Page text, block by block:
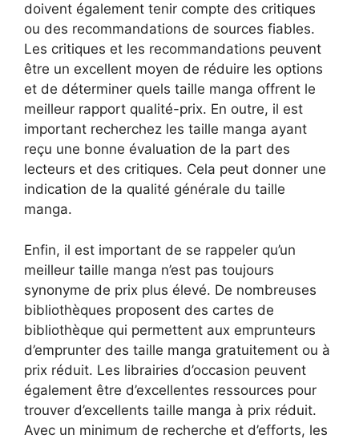
doivent également tenir compte des critiques
ou des recommandations de sources fiables.
Les critiques et les recommandations peuvent
être un excellent moyen de réduire les options
et de déterminer quels taille manga offrent le
meilleur rapport qualité-prix. En outre, il est
important recherchez les taille manga ayant
reçu une bonne évaluation de la part des
lecteurs et des critiques. Cela peut donner une
indication de la qualité générale du taille
manga.
Enfin, il est important de se rappeler qu’un
meilleur taille manga n’est pas toujours
synonyme de prix plus élevé. De nombreuses
bibliothèques proposent des cartes de
bibliothèque qui permettent aux emprunteurs
d’emprunter des taille manga gratuitement ou à
prix réduit. Les librairies d’occasion peuvent
également être d’excellentes ressources pour
trouver d’excellents taille manga à prix réduit.
Avec un minimum de recherche et d’efforts, les